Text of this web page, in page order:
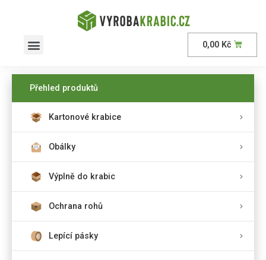
0,00 Kč
Přehled produktů
Kartonové krabice
Obálky
Výplně do krabic
Ochrana rohů
Lepící pásky